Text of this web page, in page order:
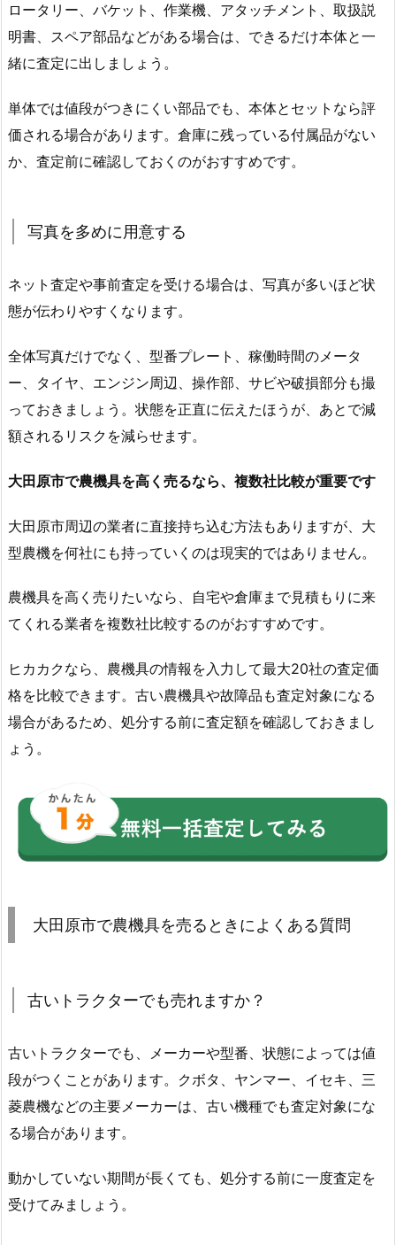
ロータリー、バケット、作業機、アタッチメント、取扱説
明書、スペア部品などがある場合は、できるだけ本体と一
緒に査定に出しましょう。
単体では値段がつきにくい部品でも、本体とセットなら評
価される場合があります。倉庫に残っている付属品がない
か、査定前に確認しておくのがおすすめです。
写真を多めに用意する
ネット査定や事前査定を受ける場合は、写真が多いほど状
態が伝わりやすくなります。
全体写真だけでなく、型番プレート、稼働時間のメータ
ー、タイヤ、エンジン周辺、操作部、サビや破損部分も撮
っておきましょう。状態を正直に伝えたほうが、あとで減
額されるリスクを減らせます。
大田原市で農機具を高く売るなら、複数社比較が重要です
大田原市周辺の業者に直接持ち込む方法もありますが、大
型農機を何社にも持っていくのは現実的ではありません。
農機具を高く売りたいなら、自宅や倉庫まで見積もりに来
てくれる業者を複数社比較するのがおすすめです。
ヒカカクなら、農機具の情報を入力して最大20社の査定価
格を比較できます。古い農機具や故障品も査定対象になる
場合があるため、処分する前に査定額を確認しておきまし
ょう。
大田原市で農機具を売るときによくある質問
古いトラクターでも売れますか？
古いトラクターでも、メーカーや型番、状態によっては値
段がつくことがあります。クボタ、ヤンマー、イセキ、三
菱農機などの主要メーカーは、古い機種でも査定対象にな
る場合があります。
動かしていない期間が長くても、処分する前に一度査定を
受けてみましょう。